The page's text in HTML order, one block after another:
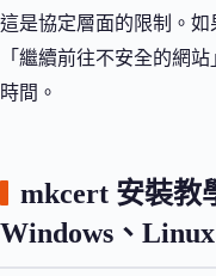
這是協定層面的限制。
「繼續前往不安全的網
時間。
mkcert 安裝教
Windows、Linux